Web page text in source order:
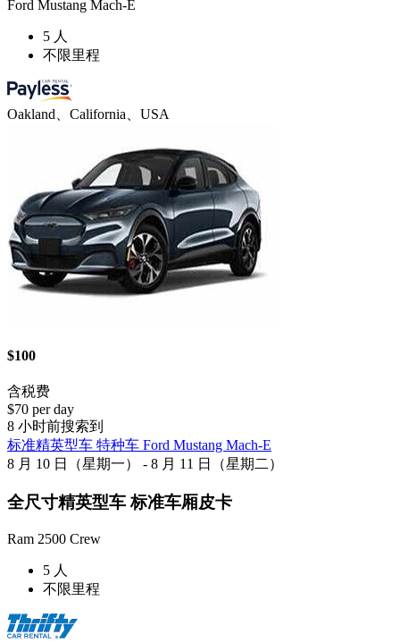
Ford Mustang Mach-E
5 人
不限里程
Oakland、California、USA
$100
含税费
$70 per day
8 小时前搜索到
标准精英型车 特种车 Ford Mustang Mach-E
8 月 10 日（星期一） - 8 月 11 日（星期二）
全尺寸精英型车 标准车厢皮卡
Ram 2500 Crew
5 人
不限里程